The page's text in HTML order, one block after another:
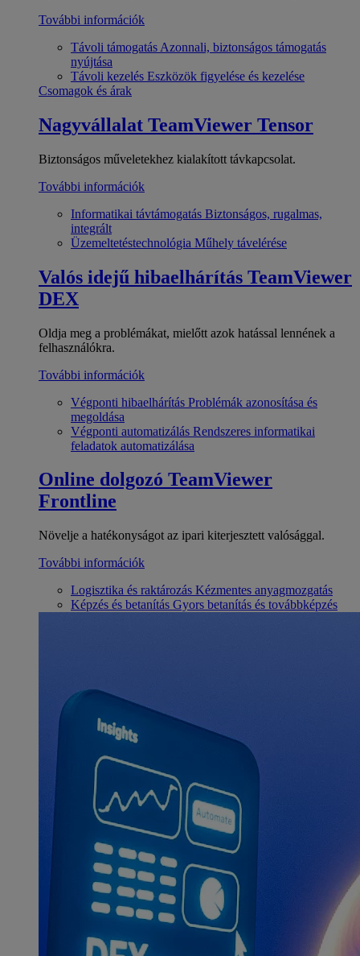
További információk
Távoli támogatás Azonnali, biztonságos támogatás
nyújtása
Távoli kezelés Eszközök figyelése és kezelése
Csomagok és árak
Nagyvállalat TeamViewer Tensor
Biztonságos műveletekhez kialakított távkapcsolat.
További információk
Informatikai távtámogatás Biztonságos, rugalmas,
integrált
Üzemeltetéstechnológia Műhely távelérése
Valós idejű hibaelhárítás TeamViewer
DEX
Oldja meg a problémákat, mielőtt azok hatással lennének a
felhasználókra.
További információk
Végponti hibaelhárítás Problémák azonosítása és
megoldása
Végponti automatizálás Rendszeres informatikai
feladatok automatizálása
Online dolgozó TeamViewer
Frontline
Növelje a hatékonyságot az ipari kiterjesztett valósággal.
További információk
Logisztika és raktározás Kézmentes anyagmozgatás
Képzés és betanítás Gyors betanítás és továbbképzés